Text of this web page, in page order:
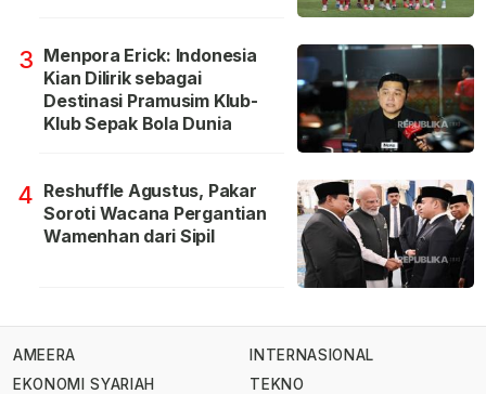
3 Menpora Erick: Indonesia
Kian Dilirik sebagai
Destinasi Pramusim Klub-
Klub Sepak Bola Dunia
4 Reshuffle Agustus, Pakar
Soroti Wacana Pergantian
Wamenhan dari Sipil
AMEERA
EKONOMI SYARIAH
INTERNASIONAL
TEKNO